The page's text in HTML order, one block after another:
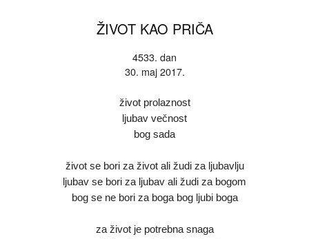
ŽIVOT KAO PRIČA
4533. dan
30. maj 2017.
život prolaznost
ljubav večnost
bog sada
život se bori za život ali žudi za ljubavlju
ljubav se bori za ljubav ali žudi za bogom
bog se ne bori za boga bog ljubi boga
za život je potrebna snaga